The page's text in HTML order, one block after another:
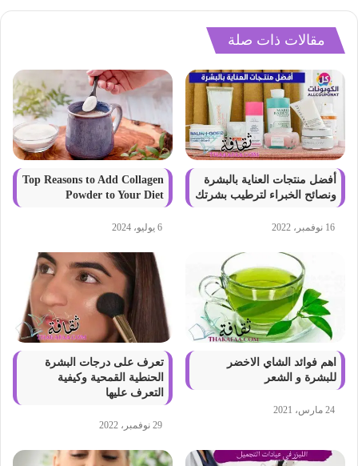
مقالات ذات صلة
أفضل منتجات العناية بالبشرة
ونصائح الخبراء لترطيب بشرتك
16 نوفمبر، 2022
Top Reasons to Add Collagen
Powder to Your Diet
6 يوليو، 2024
اهم فوائد الشاي الاخضر
للبشرة و الشعر
24 مارس، 2021
تعرف على درجات البشرة
الحنطية القمحية وكيفية
التعرف عليها
29 نوفمبر، 2022